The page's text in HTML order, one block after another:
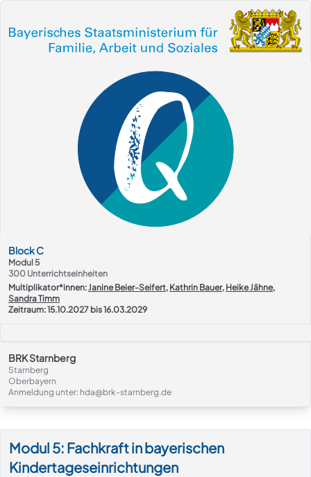
BlockC
Modul 5
300 Unterrichtseinheiten
Multiplikator*innen:Janine Beier-Seifert, Kathrin Bauer, Heike Jähne,
Sandra Timm
Zeitraum: 15.10.2027 bis 16.03.2029
BRK Starnberg
Starnberg
Oberbayern
Anmeldung unter: hda@brk-starnberg.de
Modul 5: Fachkraft in bayerischen
Kindertageseinrichtungen